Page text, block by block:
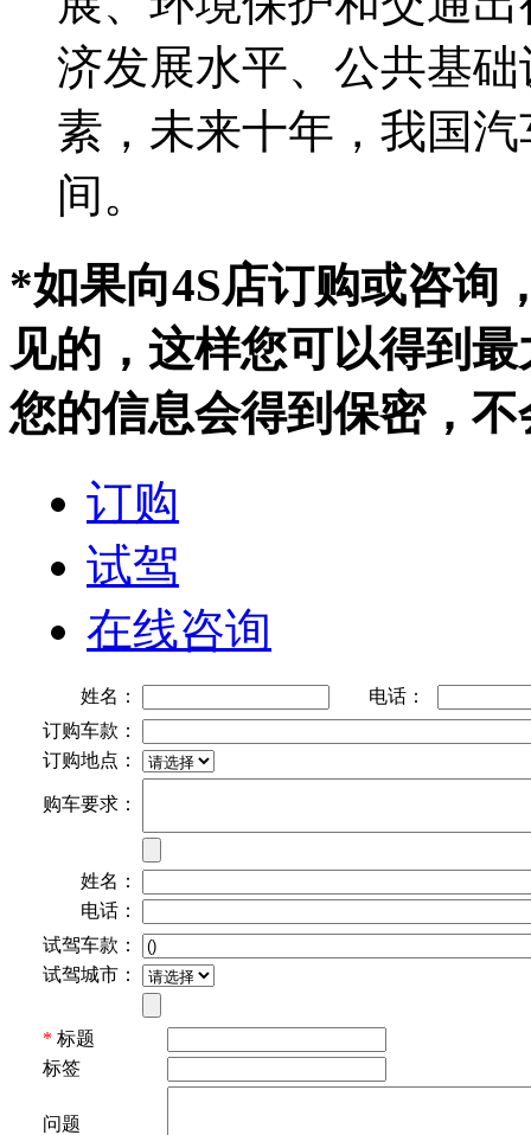
济发展水平、公共基
素，未来十年，我国
间。
*如果向4S店订购或咨询
见的，这样您可以得到
您的信息会得到保密，
订购
试驾
在线咨询
姓名：
电话：
订购车款：
订购地点：
购车要求：
姓名：
电话：
试驾车款：
试驾城市：
* 标题
标签
问题